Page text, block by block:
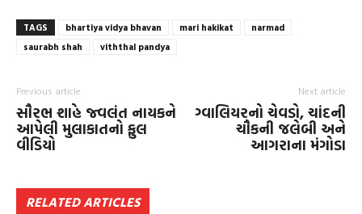
TAGS bhartiya vidya bhavan mari hakikat
narmad
saurabh shah
viththal pandya
Previous article
સૌરભ શાહે જ્વલંત નાયકને
આપેલી મુલાકાતનો ફુલ
વીડિયો
Next article
ગ્વાલિયરનો ચેવડો, ચાંદની
ચૌકની જલેબી અને
આગરાના મંગોડા
RELATED ARTICLES